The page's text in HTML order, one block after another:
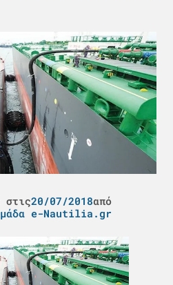
στις20/07/2018από
e-Nautilia.gr